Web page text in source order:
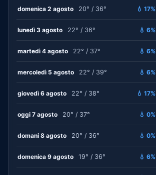
domenica 2 agosto 20° / 36° 💧 17%
lunedì 3 agosto 22° / 36° 💧 6%
martedì 4 agosto 22° / 37° 💧 6%
mercoledì 5 agosto 22° / 39° 💧 6%
giovedì 6 agosto 22° / 38° 💧 17%
oggi 7 agosto 20° / 37° 💧 0%
domani 8 agosto 20° / 36° 💧 0%
domenica 9 agosto 19° / 36° 💧 6%